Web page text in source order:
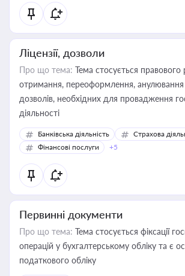
Ліцензії, дозволи
Про що тема: Тема стосується правового
отримання, переоформлення, анулювання
дозволів, необхідних для провадження
діяльності
Банківська діяльність
Страхова
Фінансові послуги
+5
Первинні документи
Про що тема: Тема стосується фіксації
операцій у бухгалтерському обліку та є
податкового обліку